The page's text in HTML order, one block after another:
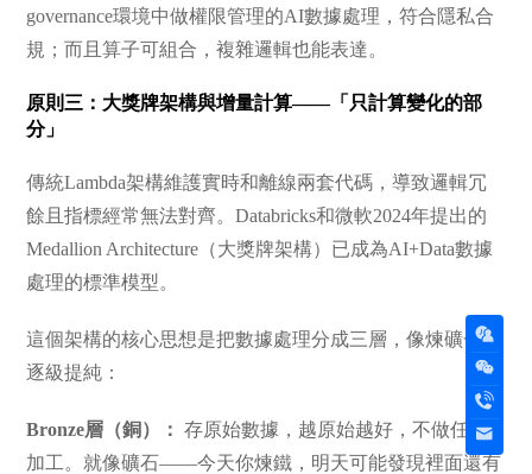
governance環境中做權限管理的AI數據處理，符合隱私合
規；而且算子可組合，複雜邏輯也能表達。
原則三：大獎牌架構與增量計算——「只計算變化的部
分」
傳統Lambda架構維護實時和離線兩套代碼，導致邏輯冗
餘且指標經常無法對齊。Databricks和微軟2024年提出的
Medallion Architecture（大獎牌架構）已成為AI+Data數據
處理的標準模型。
這個架構的核心思想是把數據處理分成三層，像煉礦一樣
逐級提純：
Bronze層（銅）： 存原始數據，越原始越好，不做任何
加工。就像礦石——今天你煉鐵，明天可能發現裡面還有